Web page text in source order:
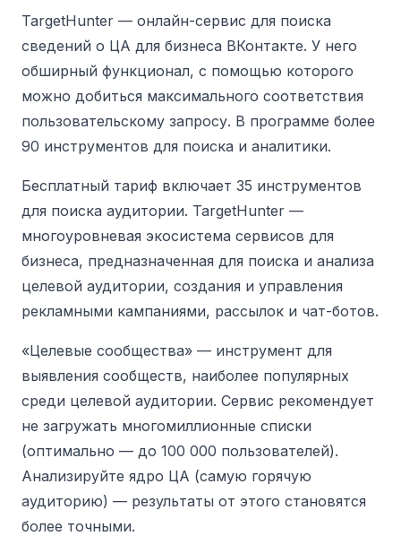
TargetHunter — онлайн-сервис для поиска
сведений о ЦА для бизнеса ВКонтакте. У него
обширный функционал, с помощью которого
можно добиться максимального соответствия
пользовательскому запросу. В программе более
90 инструментов для поиска и аналитики.
Бесплатный тариф включает 35 инструментов
для поиска аудитории. TargetHunter —
многоуровневая экосистема сервисов для
бизнеса, предназначенная для поиска и анализа
целевой аудитории, создания и управления
рекламными кампаниями, рассылок и чат-ботов.
«Целевые сообщества» — инструмент для
выявления сообществ, наиболее популярных
среди целевой аудитории. Сервис рекомендует
не загружать многомиллионные списки
(оптимально — до 100 000 пользователей).
Анализируйте ядро ЦА (самую горячую
аудиторию) — результаты от этого становятся
более точными.